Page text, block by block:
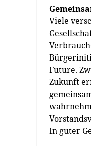
Viele
Future.
Zukunft
In guter